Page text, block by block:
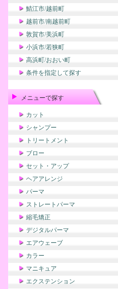
鯖江市/越前町
越前市/南越前町
敦賀市/美浜町
小浜市/若狭町
高浜町/おおい町
条件を指定して探す
メニューで探す
カット
シャンプー
トリートメント
ブロー
セット・アップ
ヘアアレンジ
パーマ
ストレートパーマ
縮毛矯正
デジタルパーマ
エアウェーブ
カラー
マニキュア
エクステンション